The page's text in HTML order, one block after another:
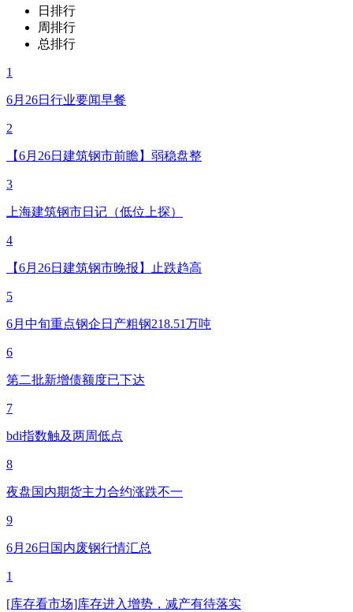
日排行
周排行
总排行
1
6月26日行业要闻早餐
2
【6月26日建筑钢市前瞻】弱稳盘整
3
上海建筑钢市日记（低位上探）
4
【6月26日建筑钢市晚报】止跌趋高
5
6月中旬重点钢企日产粗钢218.51万吨
6
第二批新增债额度已下达
7
bdi指数触及两周低点
8
夜盘国内期货主力合约涨跌不一
9
6月26日国内废钢行情汇总
1
[库存看市场]库存进入增势，减产有待落实